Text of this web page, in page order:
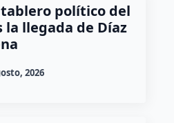
político del
la llegada de Díaz
2026